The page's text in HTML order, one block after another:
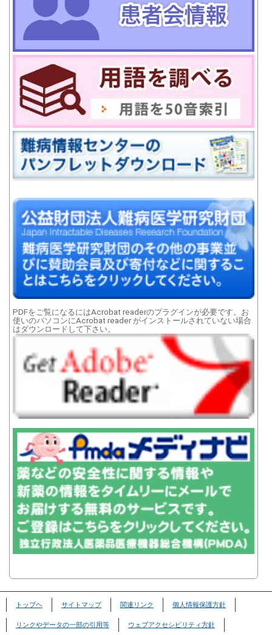
PDFをご覧になるにはAcrobat readerのプラグインが必要です。お
使いのパソコンにAcrobat reader がインストールされていない場合
はダウンロードして下さい。
トップヘ サイトマップ 関連リンク 個人情報保護方針
リンクやデータの一部の引用等 ウェブアクセシビリティ方針